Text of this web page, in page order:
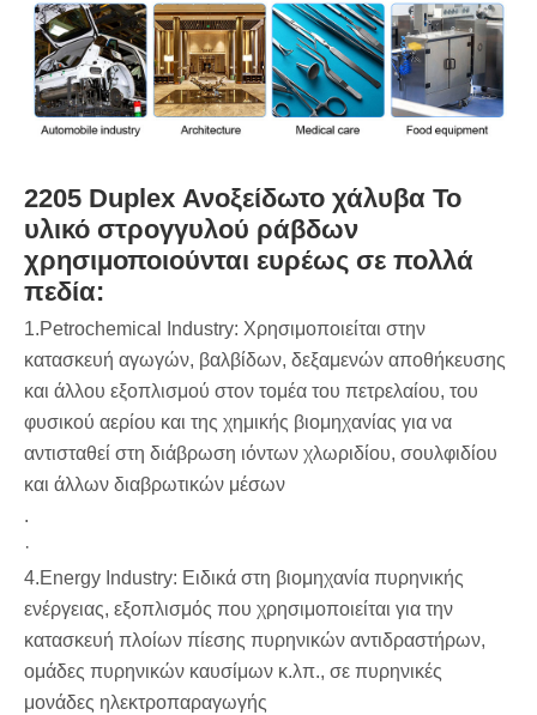
2205 Duplex Ανοξείδωτο χάλυβα Το
υλικό στρογγυλού ράβδων
χρησιμοποιούνται ευρέως σε πολλά
πεδία:
1.Petrochemical Industry‌: Χρησιμοποιείται στην
κατασκευή αγωγών, βαλβίδων, δεξαμενών αποθήκευσης
και άλλου εξοπλισμού στον τομέα του πετρελαίου, του
φυσικού αερίου και της χημικής βιομηχανίας για να
αντισταθεί στη διάβρωση ιόντων χλωριδίου, σουλφιδίου
και άλλων διαβρωτικών μέσων
‌.
·
‌4.Energy Industry: Ειδικά στη βιομηχανία πυρηνικής
ενέργειας, εξοπλισμός που χρησιμοποιείται για την
κατασκευή πλοίων πίεσης πυρηνικών αντιδραστήρων,
ομάδες πυρηνικών καυσίμων κ.λπ., σε πυρηνικές
μονάδες ηλεκτροπαραγωγής